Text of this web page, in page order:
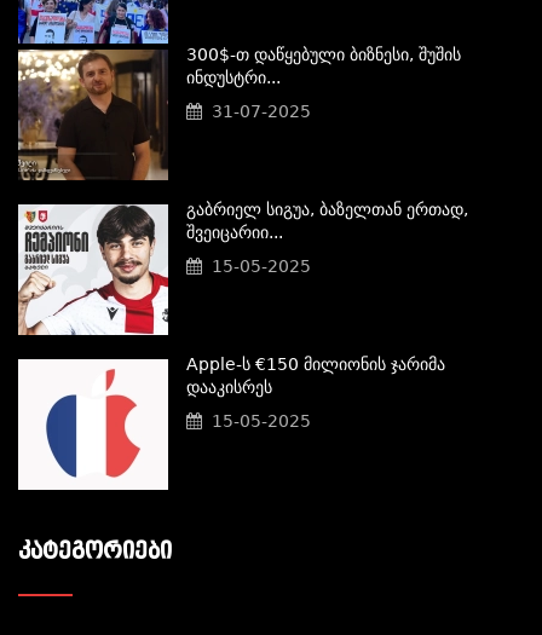
300$-Თ Დაწყებული Ბიზნესი, Შუშის
Ინდუსტრი...
31-07-2025
Გაბრიელ Სიგუა, Ბაზელთან Ერთად,
Შვეიცარიი...
15-05-2025
Apple-Ს €150 Მილიონის Ჯარიმა
Დააკისრეს
15-05-2025
ᲙᲐᲢᲔᲒᲝᲠᲘᲔᲑᲘ